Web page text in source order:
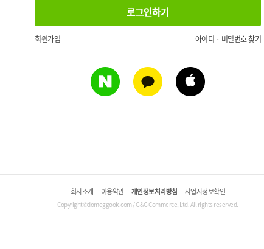
회원가입 아이디 · 비밀번호 찾기
회사소개 이용약관 개인정보처리방침 사업자정보확인
Copyright©domeggook.com / G&G Commerce, Ltd. All rights reserved.